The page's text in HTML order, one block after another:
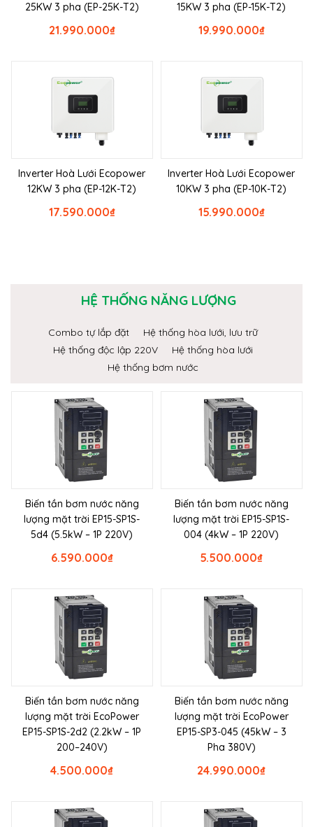
25KW 3 pha (EP-25K-T2)
₫
21.990.000
15KW 3 pha (EP-15K-T2)
₫
19.990.000
Inverter Hoà Lưới Ecopower
12KW 3 pha (EP-12K-T2)
₫
17.590.000
Inverter Hoà Lưới Ecopower
10KW 3 pha (EP-10K-T2)
₫
15.990.000
HỆ THỐNG NĂNG LƯỢNG
Combo tự lắp đặt
Hệ thống hòa lưới, lưu trữ
Hệ thống độc lập 220V
Hệ thống hòa lưới
Hệ thống bơm nước
Biến tần bơm nước năng
lượng mặt trời EP15-SP1S-
5d4 (5.5kW – 1P 220V)
₫
6.590.000
Biến tần bơm nước năng
lượng mặt trời EP15-SP1S-
004 (4kW – 1P 220V)
₫
5.500.000
Biến tần bơm nước năng
lượng mặt trời EcoPower
EP15-SP1S-2d2 (2.2kW – 1P
200–240V)
₫
4.500.000
Biến tần bơm nước năng
lượng mặt trời EcoPower
EP15-SP3-045 (45kW – 3
Pha 380V)
₫
24.990.000